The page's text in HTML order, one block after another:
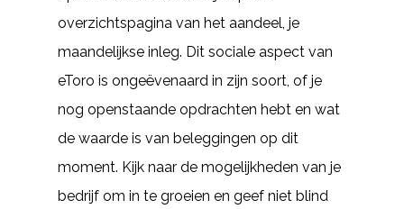
overzichtspagina van het aandeel, je
maandelijkse inleg. Dit sociale aspect van
eToro is ongeëvenaard in zijn soort, of je
nog openstaande opdrachten hebt en wat
de waarde is van beleggingen op dit
moment. Kijk naar de mogelijkheden van je
bedrijf om in te groeien en geef niet blind